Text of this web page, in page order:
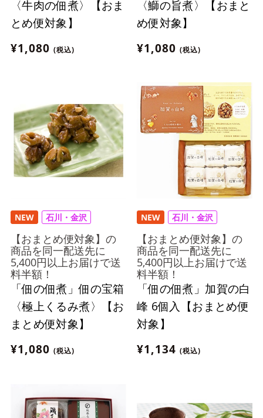
〈牛肉の佃煮〉【おま
とめ便対象】
¥1,080 (税込)
〈鰤の旨煮〉【おまと
め便対象】
¥1,080 (税込)
NEW 石川・金沢
【おまとめ便対象】の
商品を同一配送先に
5,400円以上お届けで送
料半額！
「佃の佃煮」佃の宝箱
〈極上くるみ煮〉【お
まとめ便対象】
¥1,080 (税込)
NEW 石川・金沢
【おまとめ便対象】の
商品を同一配送先に
5,400円以上お届けで送
料半額！
「佃の佃煮」加賀の白
峰 6個入【おまとめ便
対象】
¥1,134 (税込)